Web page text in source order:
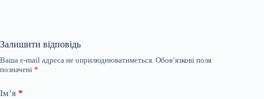
Залишити відповідь
Ваша e-mail адреса не оприлюднюватиметься. Обов’язкові поля
позначені *
Ім’я *